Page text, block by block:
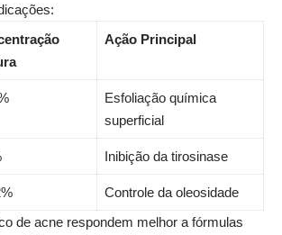
Ação Principal
Esfoliação química
superficial
Inibição da tirosinase
Controle da oleosidade
de acne respondem melhor a fórmulas